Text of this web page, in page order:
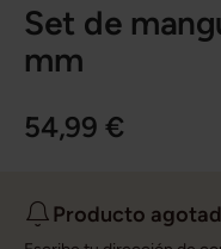
Set de
mm
54,99 €
Producto